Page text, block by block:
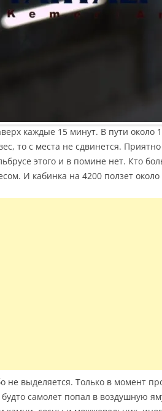
каждые 15 минут. В пути около
то с места не сдвинется.
этого и в помине нет. Кто
И кабинка на 4200 ползет
не выделяется. Только в момент
будто самолет попал в воздушную